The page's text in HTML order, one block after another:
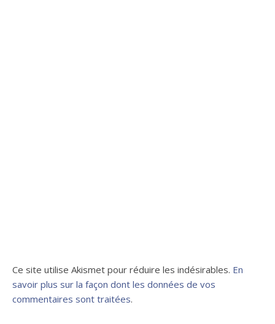
Ce site utilise Akismet pour réduire les indésirables. En
savoir plus sur la façon dont les données de vos
commentaires sont traitées.